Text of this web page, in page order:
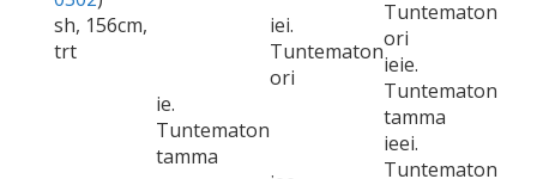
sh, 156cm,
trt
ie.
Tuntematon
tamma
iei.
Tuntematon
ori
Tuntematon
ori
ieie.
Tuntematon
tamma
ieei.
Tuntematon